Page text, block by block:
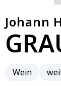
Johann
Wein